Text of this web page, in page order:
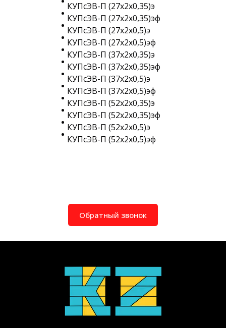
КУПсЭВ-П (27х2х0,35)э
КУПсЭВ-П (27х2х0,35)эф
КУПсЭВ-П (27х2х0,5)э
КУПсЭВ-П (27х2х0,5)эф
КУПсЭВ-П (37х2х0,35)э
КУПсЭВ-П (37х2х0,35)эф
КУПсЭВ-П (37х2х0,5)э
КУПсЭВ-П (37х2х0,5)эф
КУПсЭВ-П (52х2х0,35)э
КУПсЭВ-П (52х2х0,35)эф
КУПсЭВ-П (52х2х0,5)э
КУПсЭВ-П (52х2х0,5)эф
Обратный звонок